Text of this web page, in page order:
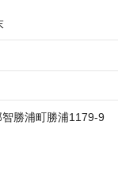
勝浦町勝浦1179-9